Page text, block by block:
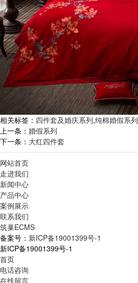
相关标签： 四件套及婚庆系列,纯棉婚假系列
上一条： 婚假系列
下一条： 大红四件套
网站首页
走进我们
新闻中心
产品中心
案例展示
联系我们
筑巢ECMS
备案号： 新ICP备19001399号-1
新ICP备19001399号-1
首页
电话咨询
在线留言